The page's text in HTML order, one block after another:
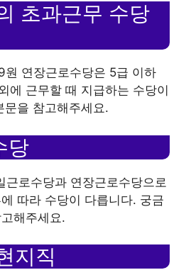
초과근무 수당
원 연장근로수당은 5급 이하
에 근무할 때 지급하는 수당이
문을 참고해주세요.
당
근로수당과 연장근로수당으로
따라 수당이 다릅니다. 궁금
해주세요.
지직